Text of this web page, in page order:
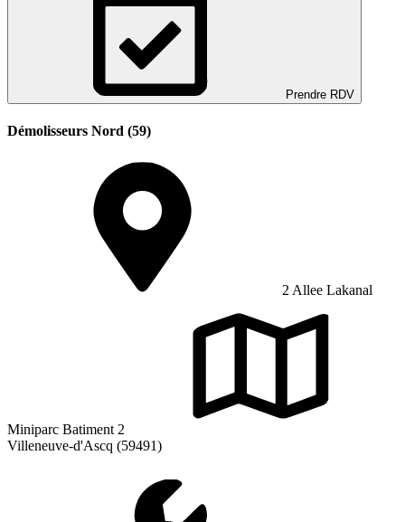
Prendre RDV
Démolisseurs Nord (59)
2 Allee Lakanal
Miniparc Batiment 2
Villeneuve-d'Ascq (59491)